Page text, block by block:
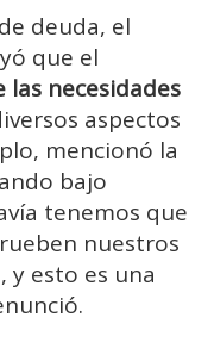
deuda, el
que el
las necesidades
aspectos
mencionó la
bajo
tenemos que
nuestros
y esto es una